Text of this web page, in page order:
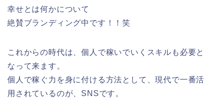
幸せとは何かについて
絶賛ブランディング中です！！笑
これからの時代は、個人で稼いでいくスキルも必要と
なって来ます。
個人で稼ぐ力を身に付ける方法として、現代で一番活
用されているのが、SNSです。